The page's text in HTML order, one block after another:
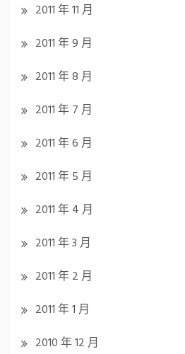
2011 年 11 月
2011 年 9 月
2011 年 8 月
2011 年 7 月
2011 年 6 月
2011 年 5 月
2011 年 4 月
2011 年 3 月
2011 年 2 月
2011 年 1 月
2010 年 12 月